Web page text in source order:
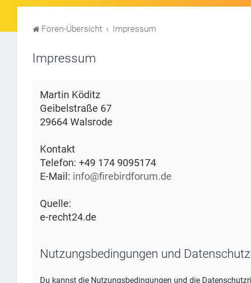
Foren-Übersicht Impressum
Impressum
Martin Köditz
Geibelstraße 67
29664 Walsrode
Kontakt
Telefon: +49 174 9095174
E-Mail: info@firebirdforum.de
Quelle:
e-recht24.de
Nutzungsbedingungen und
Du kannst die Nutzungsbedingungen und die